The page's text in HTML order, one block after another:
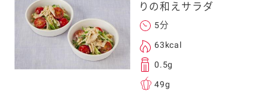
りの和えサラダ
5分
63kcal
0.5g
49g